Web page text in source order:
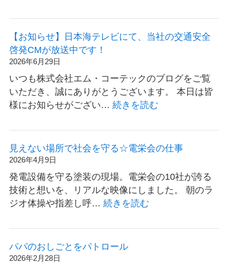
電
工
会
社
様
全
会
で
弊
社
【お知らせ】日本海テレビにて、当社の交通安全
啓発CMが放送中です！
2026年6月29日
いつも株式会社エム・コーテックのブログをご覧
いただき、誠にありがとうございます。 本日は皆
様にお知らせがござい… 続きを読む:
知
ら
本
海
見えない場所で社会を守る☆電栄会の仕事
2026年4月9日
発電設備を守る塗装の現場。電栄会の10社が誇る
技術と想いを、リアルな映像にしました。 朝のラ
ジオ体操や指差し呼… 続きを読む:
え
パパのおしごとをパトロール
2026年2月28日